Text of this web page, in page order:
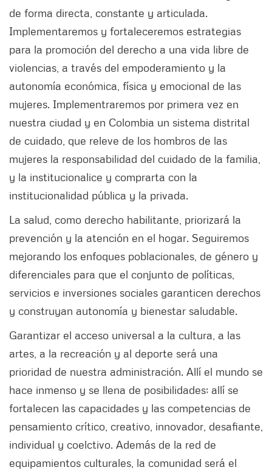
de forma directa, constante y articulada.
Implementaremos y fortaleceremos estrategias
para la promoción del derecho a una vida libre de
violencias, a través del empoderamiento y la
autonomía económica, física y emocional de las
mujeres. Implementraremos por primera vez en
nuestra ciudad y en Colombia un sistema distrital
de cuidado, que releve de los hombros de las
mujeres la responsabilidad del cuidado de la familia,
y la institucionalice y comprarta con la
institucionalidad pública y la privada.
La salud, como derecho habilitante, priorizará la
prevención y la atención en el hogar. Seguiremos
mejorando los enfoques poblacionales, de género y
diferenciales para que el conjunto de políticas,
servicios e inversiones sociales garanticen derechos
y construyan autonomía y bienestar saludable.
Garantizar el acceso universal a la cultura, a las
artes, a la recreación y al deporte será una
prioridad de nuestra administración. Allí el mundo se
hace inmenso y se llena de posibilidades; allí se
fortalecen las capacidades y las competencias de
pensamiento crítico, creativo, innovador, desafiante,
individual y coelctivo. Además de la red de
equipamientos culturales, la comunidad será el